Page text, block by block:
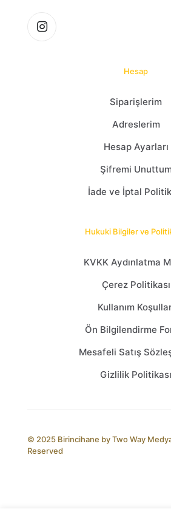
Hesap
Siparişlerim
Adreslerim
Hesap Ayarları
Şifremi
İade ve İptal
Hukuki Bilgiler ve
KVKK Aydınlatma
Çerez Politikası
Kullanım
Ön Bilgilendirme
Mesafeli Satış
Gizlilik Politikası
© 2025 Birincihane byTwo Way
Reserved